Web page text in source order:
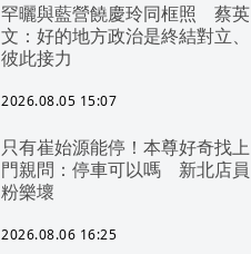
罕曬與藍營饒慶玲同框照 蔡英
文：好的地方政治是終結對立、
彼此接力
2026.08.05 15:07
只有崔始源能停！本尊好奇找上
門親問：停車可以嗎 新北店員
粉樂壞
2026.08.06 16:25